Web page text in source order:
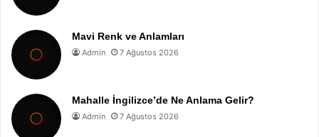
Mavi Renk ve Anlamları
Admin 7 Ağustos 2026
Mahalle İngilizce’de Ne Anlama Gelir?
Admin 7 Ağustos 2026